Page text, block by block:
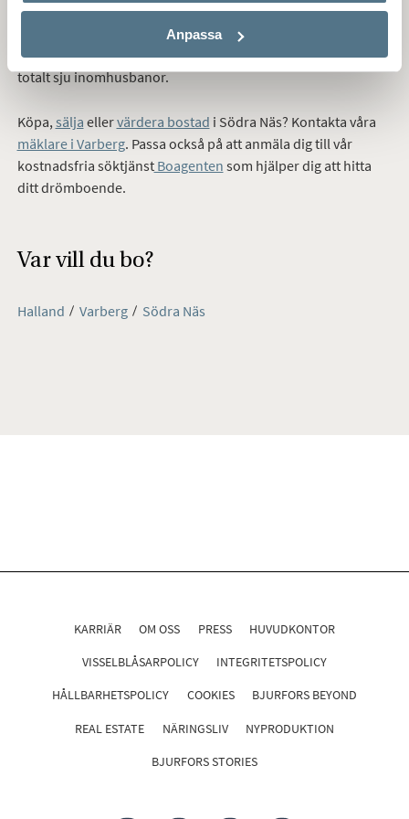
Anpassa
Brearedshallen ligger Breareds skatepark, en nybyggd
betongpark med stora ytor för varierad åkning. I området
finns även ett fullutrustat gym samt två padelarenor med
totalt sju inomhusbanor.
Köpa, sälja ellervärdera bostad i Södra Näs? Kontakta våra
mäklare i Varberg. Passa också på att anmäla dig till vår
kostnadsfria söktjänstBoagenten som hjälper dig att hitta
ditt drömboende.
Var vill du bo?
Halland Varberg Södra Näs
KARRIÄR OM OSS PRESS HUVUDKONTOR
VISSELBLÅSARPOLICY INTEGRITETSPOLICY
HÅLLBARHETSPOLICY COOKIES BJURFORS BEYOND
REAL ESTATE NÄRINGSLIV NYPRODUKTION
BJURFORS STORIES